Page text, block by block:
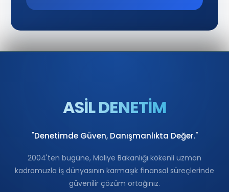
ASİL DENETİM
"Denetimde Güven, Danışmanlıkta Değer."
2004'ten bugüne, Maliye Bakanlığı kökenli uzman
kadromuzla iş dünyasının karmaşık finansal süreçlerinde
güvenilir çözüm ortağınız.